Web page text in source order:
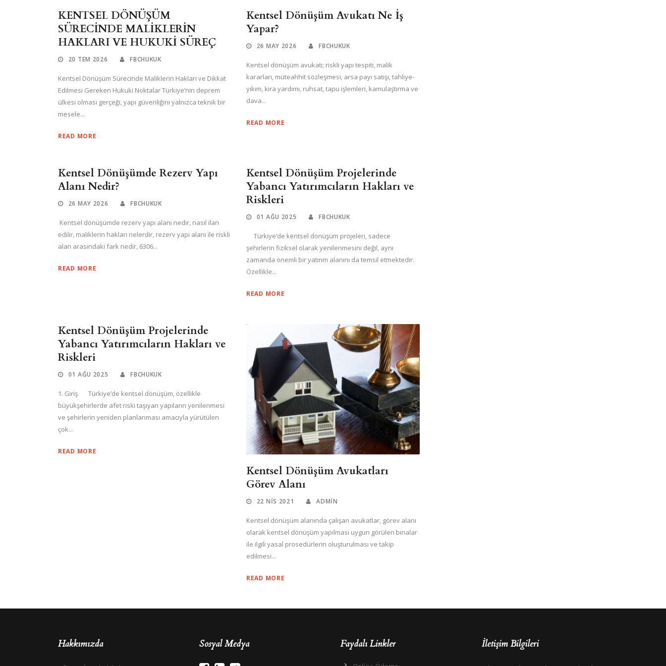
KENTSEL DÖNÜŞÜM
SÜRECİNDE MALİKLERİN
HAKLARI VE HUKUKİ SÜREÇ
20 TEM 2026 FBCHUKUK
Kentsel Dönüşüm Sürecinde Maliklerin Hakları ve Dikkat
Edilmesi Gereken Hukuki Noktalar Türkiye’nin deprem
ülkesi olması gerçeği, yapı güvenliğini yalnızca teknik bir
mesele...
READ MORE
Kentsel Dönüşüm Avukatı Ne İş
Yapar?
26 MAY 2026 FBCHUKUK
Kentsel dönüşüm avukatı; riskli yapı tespiti, malik
kararları, müteahhit sözleşmesi, arsa payı satışı, tahliye-
yıkım, kira yardımı, ruhsat, tapu işlemleri, kamulaştırma ve
dava...
READ MORE
Kentsel Dönüşümde Rezerv Yapı
Alanı Nedir?
26 MAY 2026 FBCHUKUK
Kentsel dönüşümde rezerv yapı alanı nedir, nasıl ilan
edilir, maliklerin hakları nelerdir, rezerv yapı alanı ile riskli
alan arasındaki fark nedir, 6306...
READ MORE
Kentsel Dönüşüm Projelerinde
Yabancı Yatırımcıların Hakları ve
Riskleri
01 AĞU 2025 FBCHUKUK
Türkiye’de kentsel dönüşüm projeleri, sadece
şehirlerin fiziksel olarak yenilenmesini değil, aynı
zamanda önemli bir yatırım alanını da temsil etmektedir.
Özellikle...
READ MORE
Kentsel Dönüşüm Projelerinde
Yabancı Yatırımcıların Hakları ve
Riskleri
01 AĞU 2025 FBCHUKUK
1. Giriş Türkiye’de kentsel dönüşüm, özellikle
büyükşehirlerde afet riski taşıyan yapıların yenilenmesi
ve şehirlerin yeniden planlanması amacıyla yürütülen
çok...
READ MORE
Kentsel Dönüşüm Avukatları
Görev Alanı
22 NIS 2021 ADMIN
Kentsel dönüşüm alanında çalışan avukatlar, görev alanı
olarak kentsel dönüşüm yapılması uygun görülen binalar
ile ilgili yasal prosedürlerin oluşturulması ve takip
edilmesi...
READ MORE
Hakkımızda Sosyal Medya Faydalı Linkler İletişim Bilgileri